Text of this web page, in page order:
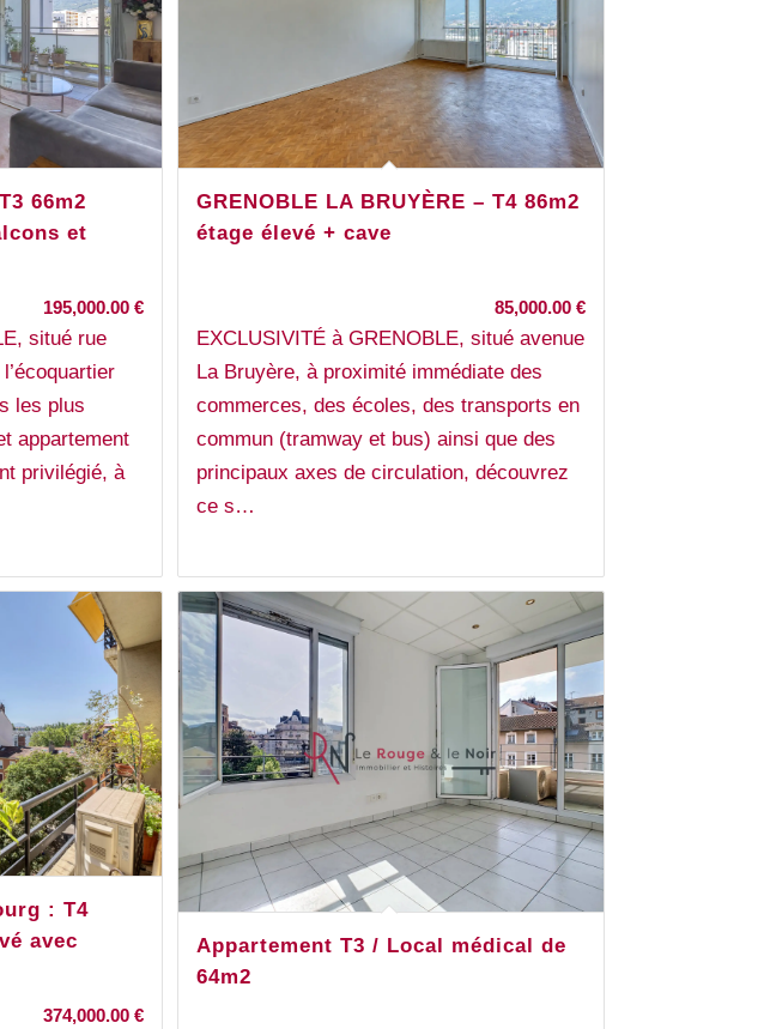
66m2
et
195,000.00€
situé rue
les plus
appartement
privilégié, à
GRENOBLE LA BRUYÈRE – T4 86m2
étage élevé + cave
85,000.00 €
EXCLUSIVITÉ à GRENOBLE, situé avenue
La Bruyère, à proximité immédiate des
commerces, des écoles, des transports en
commun (tramway et bus) ainsi que des
principaux axes de circulation, découvrez
ce s…
: T4
avec
374,000.00€
Appartement T3 / Local médical de
64m2